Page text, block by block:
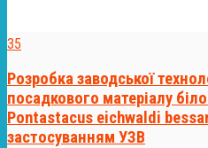
35
Розробка заводської
посадкового матеріалу
Pontastacus eichwaldi
застосуванням УЗВ